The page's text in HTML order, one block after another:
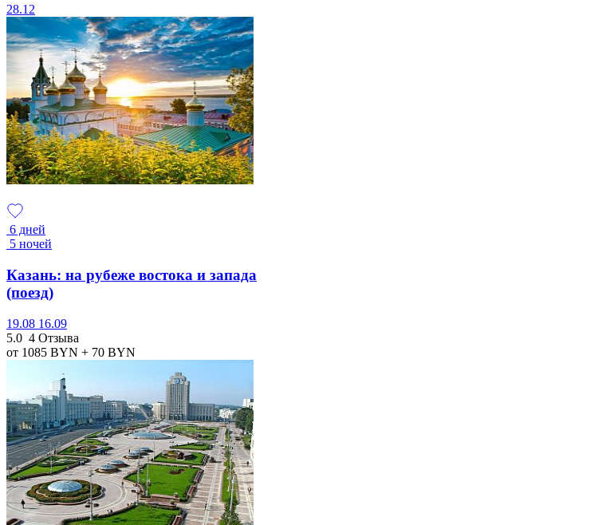
28.12
6 дней
5 ночей
Казань: на рубеже востока и запада
(поезд)
19.08 16.09
5.0 4 Отзыва
от 1085 BYN + 70 BYN